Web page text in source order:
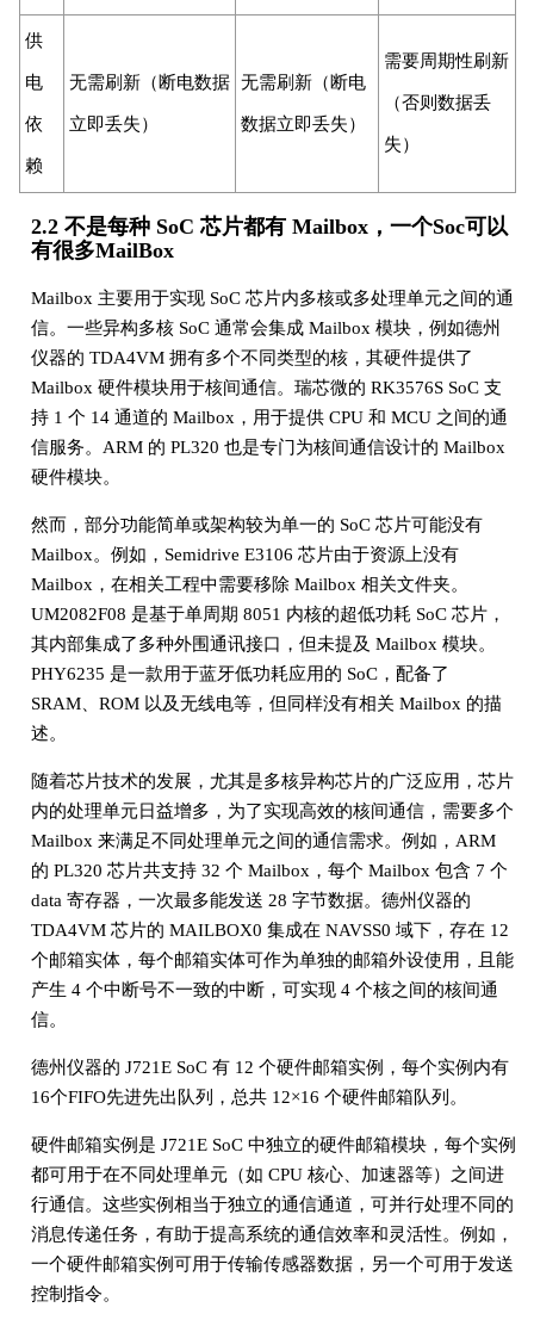
供
电
依
赖
无需刷新（断电数据
立即丢失）
无需刷新（断电
数据立即丢失）
需要周期性刷新
（否则数据丢
失）
2.2 不是每种 SoC 芯片都有 Mailbox，一个Soc可以
有很多MailBox
Mailbox 主要用于实现 SoC 芯片内多核或多处理单元之间的通
信。一些异构多核 SoC 通常会集成 Mailbox 模块，例如德州
仪器的 TDA4VM 拥有多个不同类型的核，其硬件提供了
Mailbox 硬件模块用于核间通信。瑞芯微的 RK3576S SoC 支
持 1 个 14 通道的 Mailbox，用于提供 CPU 和 MCU 之间的通
信服务。ARM 的 PL320 也是专门为核间通信设计的 Mailbox
硬件模块。
然而，部分功能简单或架构较为单一的 SoC 芯片可能没有
Mailbox。例如，Semidrive E3106 芯片由于资源上没有
Mailbox，在相关工程中需要移除 Mailbox 相关文件夹。
UM2082F08 是基于单周期 8051 内核的超低功耗 SoC 芯片，
其内部集成了多种外围通讯接口，但未提及 Mailbox 模块。
PHY6235 是一款用于蓝牙低功耗应用的 SoC，配备了
SRAM、ROM 以及无线电等，但同样没有相关 Mailbox 的描
述。
随着芯片技术的发展，尤其是多核异构芯片的广泛应用，芯片
内的处理单元日益增多，为了实现高效的核间通信，需要多个
Mailbox 来满足不同处理单元之间的通信需求。例如，ARM
的 PL320 芯片共支持 32 个 Mailbox，每个 Mailbox 包含 7 个
data 寄存器，一次最多能发送 28 字节数据。德州仪器的
TDA4VM 芯片的 MAILBOX0 集成在 NAVSS0 域下，存在 12
个邮箱实体，每个邮箱实体可作为单独的邮箱外设使用，且能
产生 4 个中断号不一致的中断，可实现 4 个核之间的核间通
信。
德州仪器的 J721E SoC 有 12 个硬件邮箱实例，每个实例内有
16个FIFO先进先出队列，总共 12×16 个硬件邮箱队列。
硬件邮箱实例是 J721E SoC 中独立的硬件邮箱模块，每个实例
都可用于在不同处理单元（如 CPU 核心、加速器等）之间进
行通信。这些实例相当于独立的通信通道，可并行处理不同的
消息传递任务，有助于提高系统的通信效率和灵活性。例如，
一个硬件邮箱实例可用于传输传感器数据，另一个可用于发送
控制指令。